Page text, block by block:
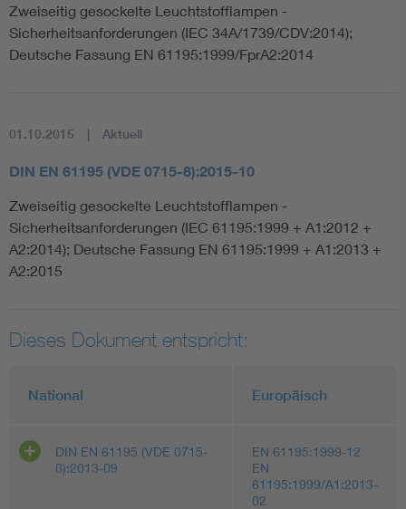
Zweiseitig gesockelte Leuchtstofflampen -
Sicherheitsanforderungen (IEC 34A/1739/CDV:2014);
Deutsche Fassung EN 61195:1999/FprA2:2014
01.10.2015 Aktuell
DIN EN 61195 (VDE 0715-8):2015-10
Zweiseitig gesockelte Leuchtstofflampen -
Sicherheitsanforderungen (IEC 61195:1999 + A1:2012 +
A2:2014); Deutsche Fassung EN 61195:1999 + A1:2013 +
A2:2015
Dieses Dokument entspricht:
National Europäisch
DIN EN 61195 (VDE 0715-
8):2013-09
EN 61195:1999-12
EN
61195:1999/A1:2013-
02